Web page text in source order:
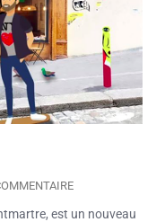
est un nouveau